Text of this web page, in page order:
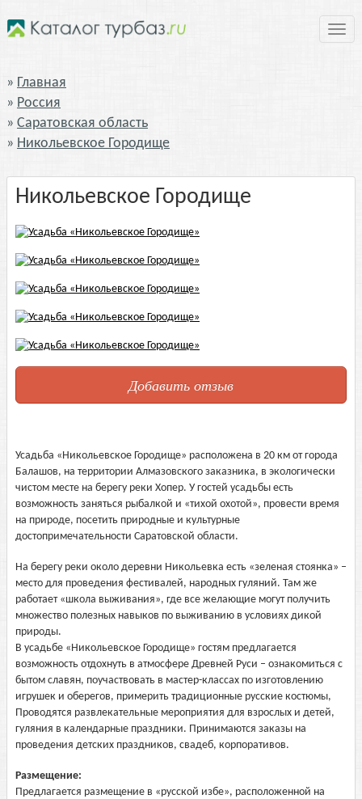
Главная
Россия
Саратовская область
Никольевское Городище
Никольевское Городище
Добавить отзыв
Усадьба «Никольевское Городище» расположена в 20 км от города
Балашов, на территории Алмазовского заказника, в экологически
чистом месте на берегу реки Хопер. У гостей усадьбы есть
возможность заняться рыбалкой и «тихой охотой», провести время
на природе, посетить природные и культурные
достопримечательности Саратовской области.
На берегу реки около деревни Никольевка есть «зеленая стоянка» –
место для проведения фестивалей, народных гуляний. Там же
работает «школа выживания», где все желающие могут получить
множество полезных навыков по выживанию в условиях дикой
природы.
В усадьбе «Никольевское Городище» гостям предлагается
возможность отдохнуть в атмосфере Древней Руси – ознакомиться с
бытом славян, поучаствовать в мастер-классах по изготовлению
игрушек и оберегов, примерить традиционные русские костюмы,
Проводятся развлекательные мероприятия для взрослых и детей,
гуляния в календарные праздники. Принимаются заказы на
проведения детских праздников, свадеб, корпоративов.
Размещение:
Предлагается размещение в «русской избе», расположенной на